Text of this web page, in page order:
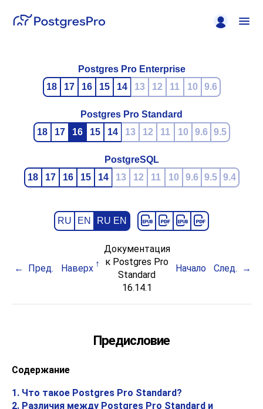
Postgres Pro Enterprise
18
17 16 15 14 13 12 11 10 9.6
Postgres Pro Standard
18
17 16 15 14 13 12 11 10 9.6 9.5
PostgreSQL
18
17 16 15 14 13 12 11 10 9.6 9.5 9.4
RU EN RU EN
Пред. Наверх
Документация
к Postgres Pro
Standard
16.14.1
Начало След.
Предисловие
Содержание
1. Что такое Postgres Pro Standard?
2. Различия между Postgres Pro Standard и